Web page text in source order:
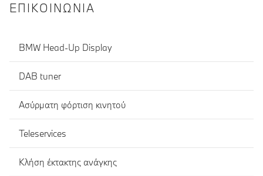
ΕΠΙΚΟΙΝΩΝΊΑ
BMW Head-Up Display
DAB tuner
Ασύρματη φόρτιση κινητού
Teleservices
Κλήση έκτακτης ανάγκης